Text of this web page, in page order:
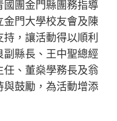
國團金門縣團務指導
門大學校友會及陳
，讓活動得以順利
縣長、王中聖總經
、董燊學務長及翁
鼓勵，為活動增添